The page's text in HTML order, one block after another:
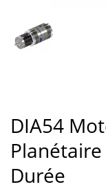
DIA54
Durée